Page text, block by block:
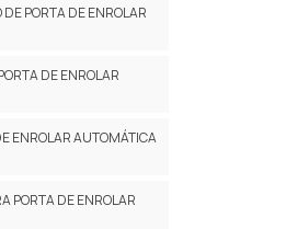
PORTA DE ENROLAR
DE ENROLAR
ENROLAR AUTOMÁTICA
PORTA DE ENROLAR